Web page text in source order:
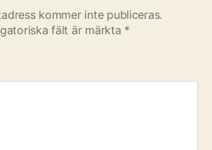
kommer inte publiceras.
fält är märkta *